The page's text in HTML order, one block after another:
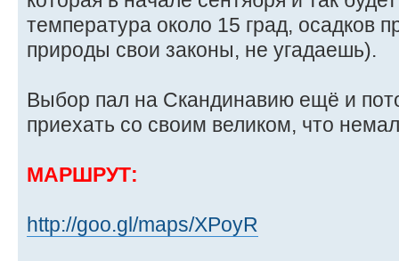
температура около 15 град, осадков
природы свои законы, не угадаешь).
Выбор пал на Скандинавию ещё и
приехать со своим великом, что
МАРШРУТ:
http://goo.gl/maps/XPoyR